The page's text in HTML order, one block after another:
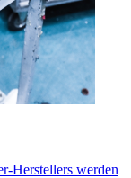
Herstellers werden